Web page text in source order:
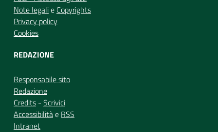
Note legalie Copyrights
Privacy policy
Cookies
REDAZIONE
Responsabile sito
Redazione
Credits - Scrivici
Accessibilitàe RSS
Intranet